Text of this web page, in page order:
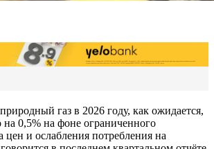
газ в 2026 году, как ожидается,
на 0,5% на фоне ограниченного
цен и ослабления потребления на